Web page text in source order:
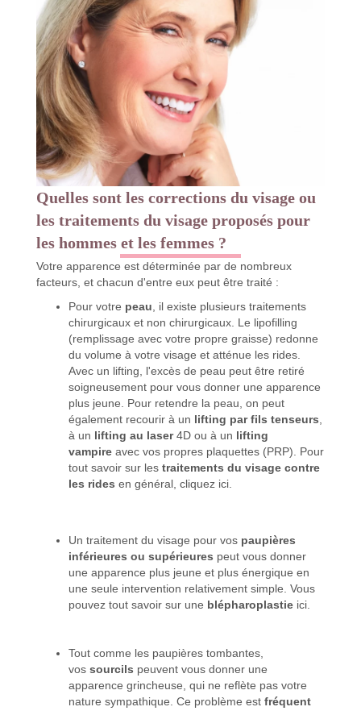
Quelles sont les corrections du visage ou
les traitements du visage proposés pour
les hommes et les femmes ?
Votre apparence est déterminée par de nombreux
facteurs, et chacun d'entre eux peut être traité :
Pour votre peau , il existe plusieurs traitements
chirurgicaux et non chirurgicaux. Le lipofilling
(remplissage avec votre propre graisse) redonne
du volume à votre visage et atténue les rides.
Avec un lifting, l'excès de peau peut être retiré
soigneusement pour vous donner une apparence
plus jeune. Pour retendre la peau, on peut
également recourir à un lifting par fils tenseurs
à un lifting au laser4D ou à un lifting
vampireavec vos propres plaquettes (PRP). Pour
tout savoir sur les traitements du visage contre
les rides en général, cliquez ici.
Un traitement du visage pour vos paupières
inférieures ou supérieures peut vous donner
une apparence plus jeune et plus énergique en
une seule intervention relativement simple. Vous
pouvez tout savoir sur une blépharoplastie ici.
Tout comme les paupières tombantes,
vos sourcils peuvent vous donner une
apparence grincheuse, qui ne reflète pas votre
nature sympathique. Ce problème est fréquent